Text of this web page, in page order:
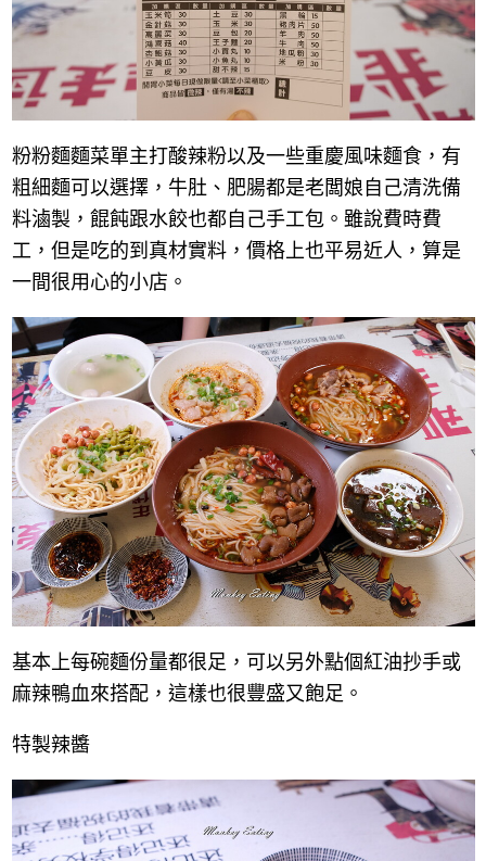
粉粉麵麵菜單主打酸辣粉以及一些重慶風味麵食，有
粗細麵可以選擇，牛肚、肥腸都是老闆娘自己清洗備
料滷製，餛飩跟水餃也都自己手工包。雖說費時費
工，但是吃的到真材實料，價格上也平易近人，算是
一間很用心的小店。
基本上每碗麵份量都很足，可以另外點個紅油抄手或
麻辣鴨血來搭配，這樣也很豐盛又飽足。
特製辣醬